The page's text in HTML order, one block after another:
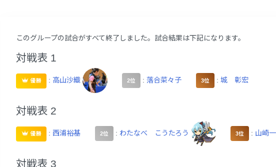
このグループの試合がすべて終了しました。試合結果は下記になります。
対戦表 1
優勝 : 高山沙織 2位 : 落合菜々子 3位 : 城 彰宏
対戦表 2
優勝 : 西浦裕基 2位 : わたなべ こうたろう 3位 : 山崎
対戦表 3